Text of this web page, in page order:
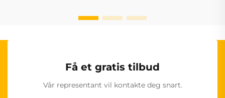
Få et gratis tilbud
Vår representant vil kontakte deg snart.